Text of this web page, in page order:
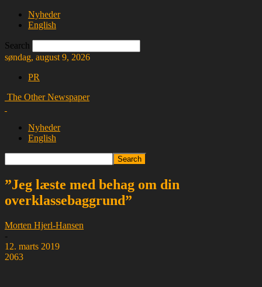
Nyheder
English
Search
søndag, august 9, 2026
PR
The Other Newspaper
Nyheder
English
”Jeg læste med behag om din
overklassebaggrund”
Morten Hjerl-Hansen
-
12. marts 2019
2063